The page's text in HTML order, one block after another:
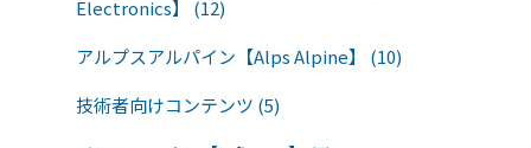
Electronics】 (12)
アルプスアルパイン【Alps Alpine】 (10)
技術者向けコンテンツ (5)